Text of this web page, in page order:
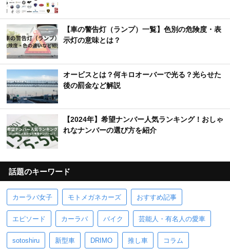
【車の警告灯（ランプ）一覧】色別の危険度・表
示灯の意味とは？
オービスとは？何キロオーバーで光る？光らせた
後の罰金など解説
【2024年】希望ナンバー人気ランキング！おしゃ
れなナンバーの選び方を紹介
話題のキーワード
カーラバ女子 モトメガネカーズ おすすめ記事
エピソード カーラバ バイク 芸能人・有名人の愛車
sotoshiru 新型車 DRIMO 推し車 コラム